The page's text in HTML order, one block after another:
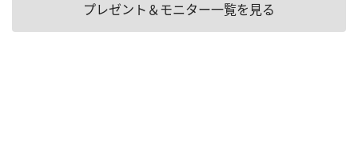
プレゼント＆モニター一覧を見る